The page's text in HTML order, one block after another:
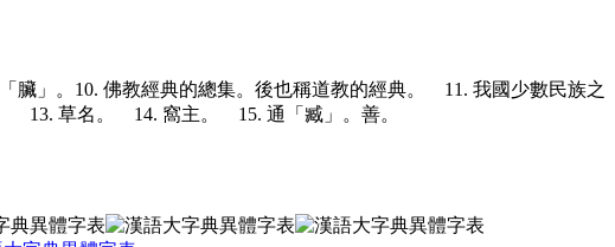
臟」。 10. 佛教經典的總集。後也稱道教的經典。 11. 我國少數民族之
13. 草名。 14. 窩主。 15. 通「臧」。善。